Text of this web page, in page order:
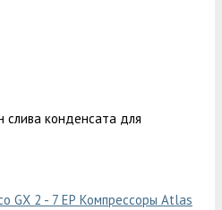
слива конденсата для
Компрессоры Atlas